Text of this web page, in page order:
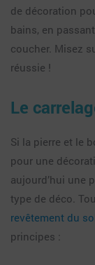
de décoration
bains, en
coucher. Misez
réussie !
Le
Si la pierre et le
pour une
aujourd’hui une
type de déco.
revêtement du
principes :